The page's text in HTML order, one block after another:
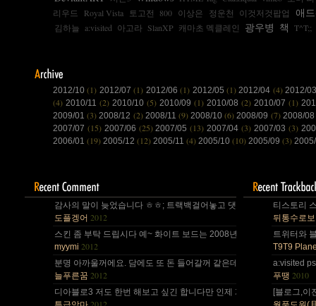
리우드
Royal Vista 토고전 800 이상은 정운천 이것저것팝업 애
김하늘 a:visited 아고라 SlanXP 캐마초 멕클레인 광우병 책 T^T;;
2012/10(1) 2012/07(1) 2012/06(1) 2012/05 (1) 2012/04 (4) 2012/
(4) 2010/11(2) 2010/10(5) 2010/09(1) 2010/08(2) 2010/07(1)
2009/01(3) 2008/12 (2) 2008/11 (9) 2008/10(6) 2008/09 (7) 2008/08
2007/07 (15) 2007/06 (25) 2007/05(13) 2007/04(3) 2007/03 (3)
2006/01 (19) 2005/12 (12) 2005/11 (4) 2005/10 (10) 2005/09 (3)
감사의 말이 늦었습니다 ㅎㅎ; 트랙백걸어놓고 댓글 쓴다는걸 깜박 ㅎ
도플겡어 2012
스킨 좀 부탁 드립시다 예~ 화이트 보드는 2008년,그리고 4년 넘었네
myymi 2012
분명 아까울꺼에요. 담에도 또 돈 들어갈꺼 같은데.. Mac을 저한테 주
늘푸른꿈 2012
디아블로3 저도 한번 해보고 싶긴 합니다만 인제 게임은 왠지 안땡기
티스토리
뒤통수로
트위터와
T9T9
a:visited
푸땡 2010
[블로그,이